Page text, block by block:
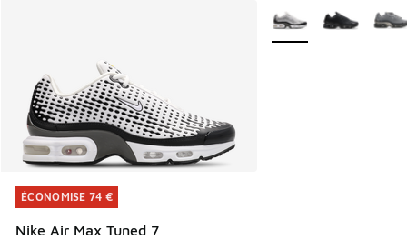
ÉCONOMISE 74 €
Nike Air Max Tuned 7
ÉCONOMISE 74 €
Plus de couleurs